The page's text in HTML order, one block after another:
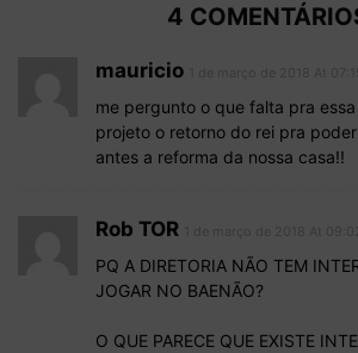
4
mauricio
me pergunto o que falta pra
projeto o retorno do rei pra
antes a reforma da nossa casa!!
Rob TOR
PQ A DIRETORIA NÃO TEM
JOGAR NO BAENÃO?
O QUE PARECE QUE EXISTE